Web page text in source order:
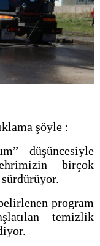
şöyle :
düşüncesiyle
birçok
program
temizlik